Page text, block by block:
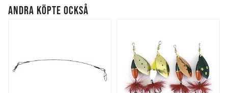
ANDRA KÖPTE OCKSÅ